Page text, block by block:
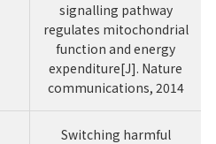
signalling pathway
regulates mitochondrial
function and energy
expenditure[J]. Nature
communications, 2014
Switching harmful